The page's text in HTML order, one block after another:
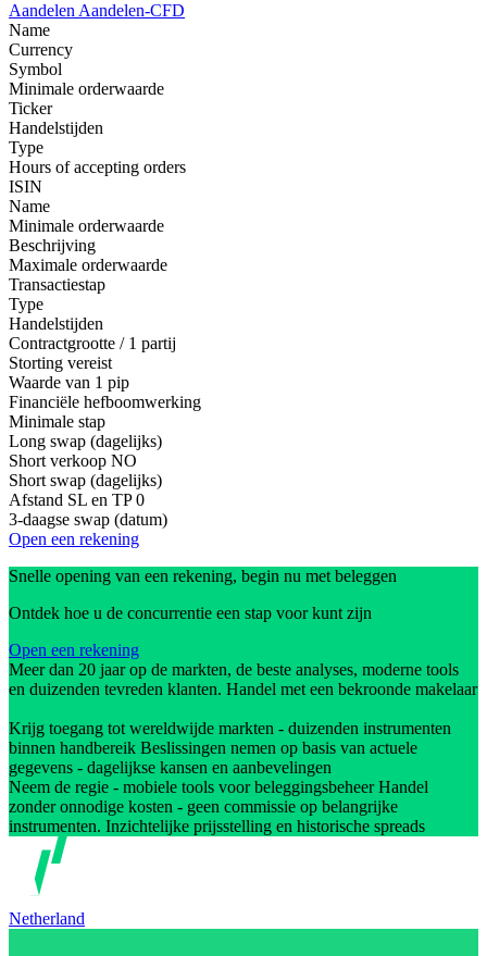
Aandelen Aandelen-CFD
Name
Currency
Symbol
Minimale orderwaarde
Ticker
Handelstijden
Type
Hours of accepting orders
ISIN
Name
Minimale orderwaarde
Beschrijving
Maximale orderwaarde
Transactiestap
Type
Handelstijden
Contractgrootte / 1 partij
Storting vereist
Waarde van 1 pip
Financiële hefboomwerking
Minimale stap
Long swap (dagelijks)
Short verkoop NO
Short swap (dagelijks)
Afstand SL en TP 0
3-daagse swap (datum)
Open een rekening
Snelle opening van een rekening, begin nu met beleggen
Ontdek hoe u de concurrentie een stap voor kunt zijn
Open een rekening
Meer dan 20 jaar op de markten, de beste analyses, moderne tools
en duizenden tevreden klanten. Handel met een bekroonde makelaar
Krijg toegang tot wereldwijde markten - duizenden instrumenten
binnen handbereik Beslissingen nemen op basis van actuele
gegevens - dagelijkse kansen en aanbevelingen
Neem de regie - mobiele tools voor beleggingsbeheer Handel
zonder onnodige kosten - geen commissie op belangrijke
instrumenten. Inzichtelijke prijsstelling en historische spreads
Netherland